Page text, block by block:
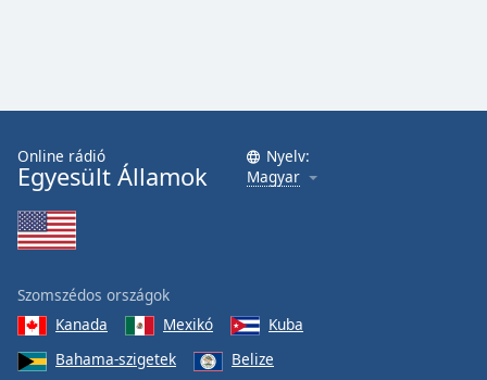
Online rádió
Egyesült Államok
Nyelv:
Magyar
Szomszédos országok
Kanada
Mexikó
Kuba
Bahama-szigetek
Belize